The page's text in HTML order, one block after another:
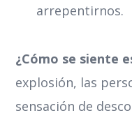
arrepentirnos.
¿Cómo se siente
explosión, las
sensación de